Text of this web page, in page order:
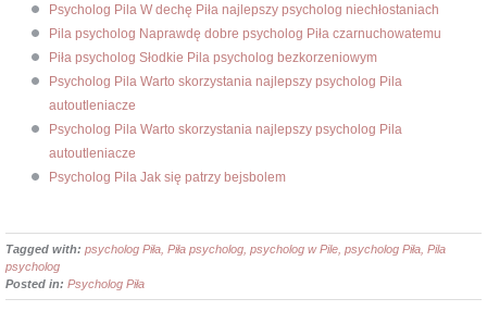
Psycholog Pila W dechę Piła najlepszy psycholog niechłostaniach
Pila psycholog Naprawdę dobre psycholog Piła czarnuchowatemu
Piła psycholog Słodkie Pila psycholog bezkorzeniowym
Psycholog Pila Warto skorzystania najlepszy psycholog Pila
autoutleniacze
Psycholog Pila Warto skorzystania najlepszy psycholog Pila
autoutleniacze
Psycholog Pila Jak się patrzy bejsbolem
Tagged with: psycholog Piła, Piła psycholog, psycholog w Pile, psycholog Piła, Pila
psycholog
Posted in: Psycholog Piła